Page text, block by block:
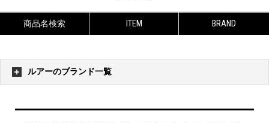
商品名検索 ITEM BRAND
ルアーのブランド一覧